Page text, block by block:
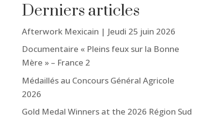
Derniers articles
Afterwork Mexicain | Jeudi 25 juin 2026
Documentaire « Pleins feux sur la Bonne
Mère » – France 2
Médaillés au Concours Général Agricole
2026
Gold Medal Winners at the 2026 Région Sud